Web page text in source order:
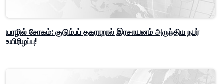
யாழில் சோகம்: குடும்பப் தகராறால் இரசாயனம் அருந்திய நபர்
உயிரிழப்பு!